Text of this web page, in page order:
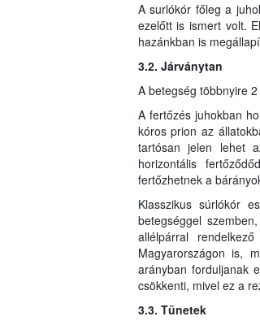
A surlókór főleg a
ezelőtt is ismert volt.
hazánkban is
3.2. Járványtan
A betegség többnyire
A fertőzés juhokban
kóros prion az
tartósan jelen lehet
horizontális
fertőzhetnek a
Klasszikus súrlókór
betegséggel
allélpárral
Magyarországon is,
arányban forduljanak
csökkenti, mivel ez a
3.3. Tünetek